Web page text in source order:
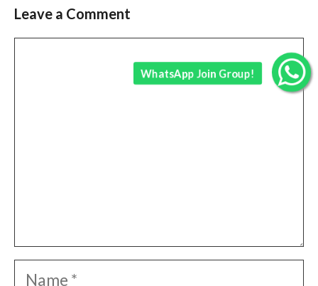
Leave a Comment
Name
WhatsApp Join Group!